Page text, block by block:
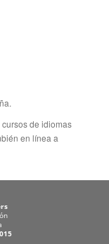
de idiomas
en línea a